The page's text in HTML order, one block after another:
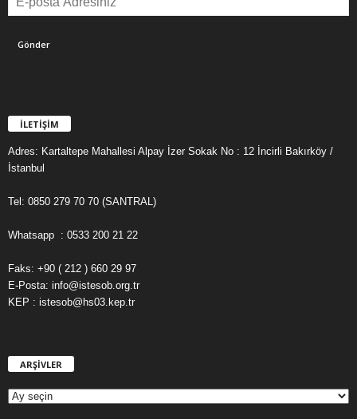
İLETİŞİM
Adres: Kartaltepe Mahallesi Alpay İzer Sokak No : 12 İncirli Bakırköy /
İstanbul
Tel: 0850 279 70 70 (SANTRAL)
Whatsapp : 0533 200 21 22
Faks: +90 ( 212 ) 660 29 97
E-Posta: info@istesob.org.tr
KEP : istesob@hs03.kep.tr
ARŞİVLER